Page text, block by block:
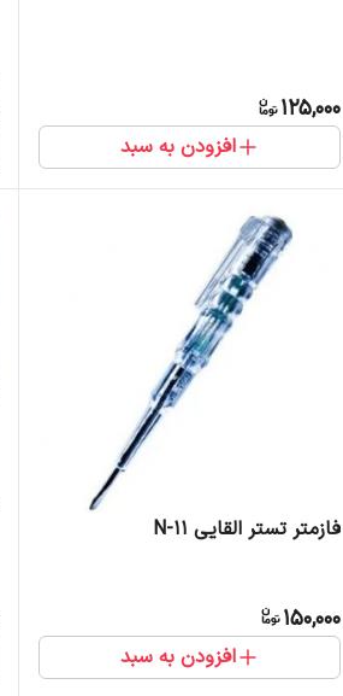
125,000
افزودن به سبد
فازمتر تستر القایی N-11
150,000
افزودن به سبد